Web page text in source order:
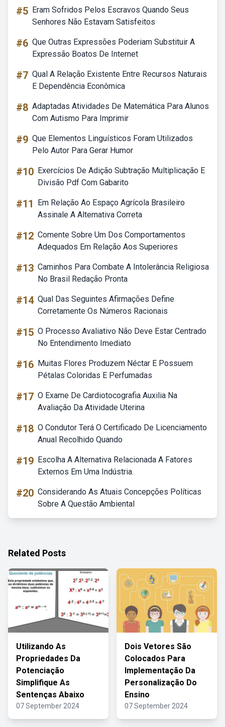
#5 Eram Sofridos Pelos Escravos Quando Seus
Senhores Não Estavam Satisfeitos
#6 Que Outras Expressões Poderiam Substituir A
Expressão Boatos De Internet
#7 Qual A Relação Existente Entre Recursos Naturais
E Dependência Econômica
#8 Adaptadas Atividades De Matemática Para Alunos
Com Autismo Para Imprimir
#9 Que Elementos Linguísticos Foram Utilizados
Pelo Autor Para Gerar Humor
#10 Exercícios De Adição Subtração Multiplicação E
Divisão Pdf Com Gabarito
#11
Em Relação Ao Espaço Agrícola Brasileiro
Assinale A Alternativa Correta
#12 Comente Sobre Um Dos Comportamentos
Adequados Em Relação Aos Superiores
#13 Caminhos Para Combate A Intolerância Religiosa
No Brasil Redação Pronta
#14 Qual Das Seguintes Afirmações Define
Corretamente Os Números Racionais
#15 O Processo Avaliativo Não Deve Estar Centrado
No Entendimento Imediato
#16 Muitas Flores Produzem Néctar E Possuem
Pétalas Coloridas E Perfumadas
#17 O Exame De Cardiotocografia Auxilia Na
Avaliação Da Atividade Uterina
#18 O Condutor Terá O Certificado De Licenciamento
Anual Recolhido Quando
#19 Escolha A Alternativa Relacionada A Fatores
Externos Em Uma Indústria.
#20 Considerando As Atuais Concepções Políticas
Sobre A Questão Ambiental
Related Posts
Utilizando As
Propriedades Da
Potenciação
Simplifique As
Sentenças Abaixo
07 September 2024
Dois Vetores São
Colocados Para
Implementação Da
Personalização Do
Ensino
07 September 2024